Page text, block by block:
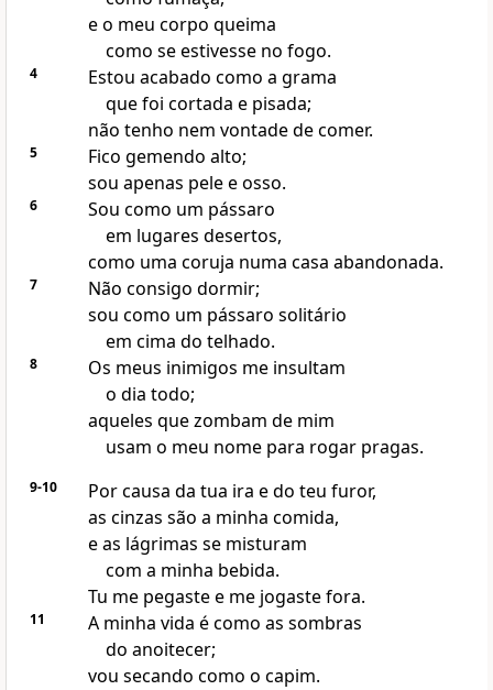
e o meu corpo queima
como se estivesse no fogo.
4
Estou acabado como a grama
que foi cortada e pisada;
não tenho nem vontade de comer.
5
Fico gemendo alto;
sou apenas pele e osso.
6
Sou como um pássaro
em lugares desertos,
como uma coruja numa casa abandonada.
7
Não consigo dormir;
sou como um pássaro solitário
em cima do telhado.
8
Os meus inimigos me insultam
o dia todo;
aqueles que zombam de mim
usam o meu nome para rogar pragas.
9-10
Por causa da tua ira e do teu furor,
as cinzas são a minha comida,
e as lágrimas se misturam
com a minha bebida.
Tu me pegaste e me jogaste fora.
11
A minha vida é como as sombras
do anoitecer;
vou secando como o capim.